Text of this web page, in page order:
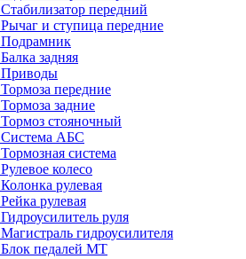
Стабилизатор передний
Рычаг и ступица передние
Подрамник
Балка задняя
Приводы
Тормоза передние
Тормоза задние
Тормоз стояночный
Система АБС
Тормозная система
Рулевое колесо
Колонка рулевая
Рейка рулевая
Гидроусилитель руля
Магистраль гидроусилителя
Блок педалей МТ